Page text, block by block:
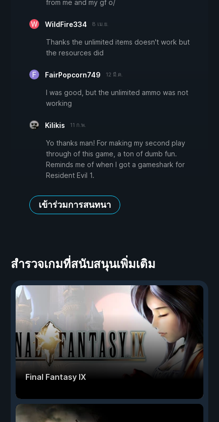
from me and my gf o/
WildFire334 8 เม.ย.
Thanks the unlimited items doesn't work but
the resources did
FairPopcorn749 12 มี.ค.
I was good, but the unlimited ammo was not
working
Kilikis 11 ก.พ.
Yo thanks man! For making my second play
through of this game, a ton of dumb fun.
Reminds me of when I got a gameshark for
Resident Evil 1.
เข้าร่วมการสนทนา
สำรวจเกมที่สนับสนุนเพิ่มเติม
Final Fantasy IX